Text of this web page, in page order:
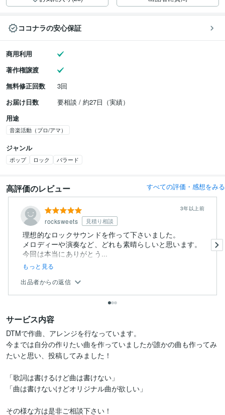
ココナラの安心保証
商用利用
著作権譲渡
無料修正回数
3回
お届け日数
要相談 / 約27日（実績）
用途
音楽活動（プロ/アマ）
ジャンル
ポップ ロック バラード
高評価のレビュー すべての評価・感想をみる
rocksweets 見積り相談
3年以上前
理想的なロックサウンドを作って下さいました。
メロディーや演奏など、どれも素晴らしいと思います。
今回は本当にありがとう...
もっと見る
出品者からの返信
サービス内容
DTMで作曲、アレンジを行なっています。
今までは自分の作りたい曲を作っていましたが誰かの曲も作ってみ
たいと思い、投稿してみました！
「歌詞は書けるけど曲は書けない」
「曲は書けないけどオリジナル曲が欲しい」
その様な方は是非ご相談下さい！